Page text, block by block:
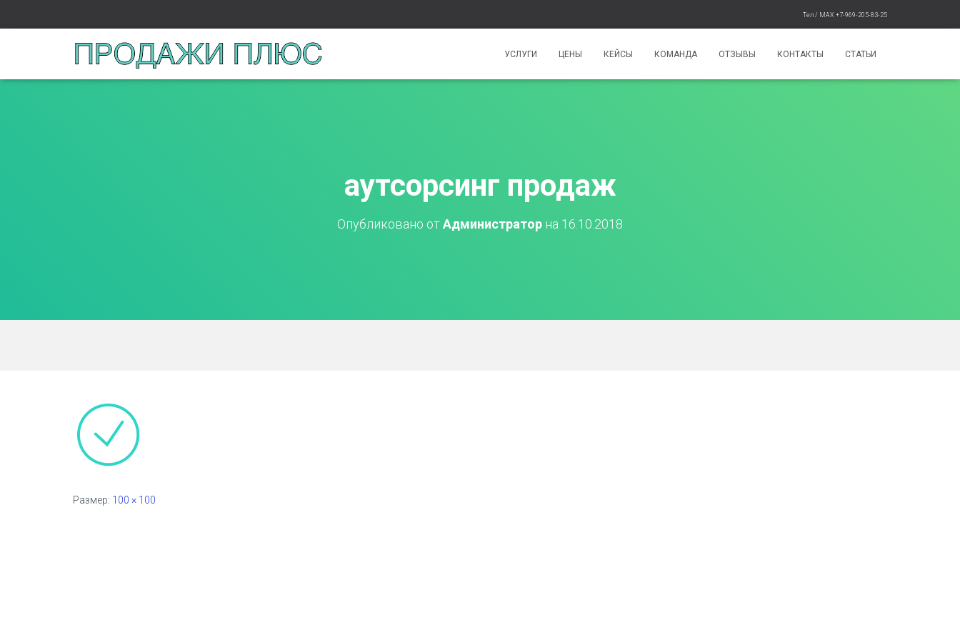
Тел / MAX +7-969-205-83-25
УСЛУГИ ЦЕНЫ КЕЙСЫ КОМАНДА ОТЗЫВЫ КОНТАКТЫ СТАТЬИ
аутсорсинг продаж
Опубликовано отАдминистратор на 16.10.2018
Размер: 100 × 100